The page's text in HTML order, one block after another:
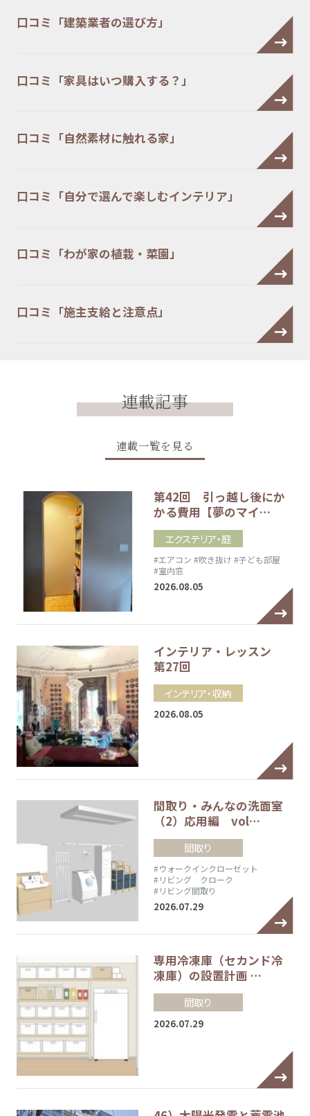
口コミ「建築業者の選び方」
口コミ「家具はいつ購入する？」
口コミ「自然素材に触れる家」
口コミ「自分で選んで楽しむインテリア」
口コミ「わが家の植栽・菜園」
口コミ「施主支給と注意点」
連載記事
連載一覧を見る
第42回 引っ越し後にか
かる費用【夢のマイ…
エクステリア・庭
#エアコン #吹き抜け #子ども部屋
#室内窓
2026.08.05
インテリア・レッスン
第27回
インテリア・収納
2026.08.05
間取り・みんなの洗面室
（2）応用編 vol…
間取り
#ウォークインクローゼット
#リビング クローク
#リビング間取り
2026.07.29
専用冷凍庫（セカンド冷
凍庫）の設置計画 …
間取り
2026.07.29